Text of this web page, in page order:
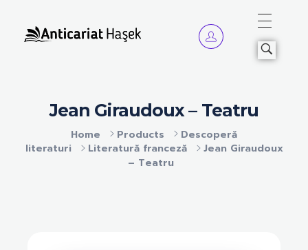
Home Products
Descoperă
literaturi
Literatură franceză
Jean Giraudoux
– Teatru
Jean Giraudoux – Teatru